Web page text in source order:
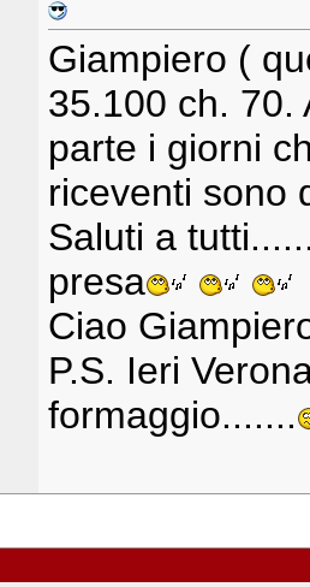
Giampiero (
35.100 ch. 70.
parte i giorni
riceventi sono
Saluti a
presa
Ciao
P.S. Ieri
formaggio.......